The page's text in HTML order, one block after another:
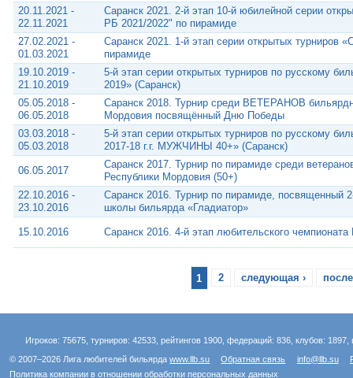
20.11.2021 -
22.11.2021
Саранск 2021. 2-й этап 10-й юбилейной серии
РБ 2021/2022" по пирамиде
27.02.2021 -
01.03.2021
Саранск 2021. 1-й этап серии открытых турниров
пирамиде
19.10.2019 -
21.10.2019
5-й этап серии открытых турниров по русскому
2019» (Саранск)
05.05.2018 -
06.05.2018
Саранск 2018. Турнир среди ВЕТЕРАНОВ
Мордовия посвящённый Дню Победы
03.03.2018 -
05.03.2018
5-й этап серии открытых турниров по русскому
2017-18 г.г. МУЖЧИНЫ 40+» (Саранск)
06.05.2017
Саранск 2017. Турнир по пирамиде среди
Республики Мордовия (50+)
22.10.2016 -
23.10.2016
Саранск 2016. Турнир по пирамиде, посвященный
школы бильярда «Гладиатор»
15.10.2016 Саранск 2016. 4-й этап любительского
1 2 следующая ›
Игроков: 75675, турниров: 42533, рейтингов 1900, федераций: 836, клубов:
© 2007–2026 Лига любителей бильярдаwww.llb.su Обратная связь info@llb.su
Политика компании в отношении обработки персональных данных